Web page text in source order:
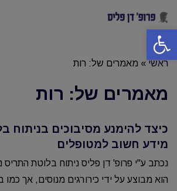
פתח סרגל נגישות
ראשי » מאמרים של: רות
מאמרים של: רות
כיצד להימנע מסיבוכים בניתוח
מידע חשוב למטופלים
נכתב ע"י פרופ' דן פליס ניתוח בלוטת
הוא מבוצע על ידי כירורגים מנוסים, אך כמו